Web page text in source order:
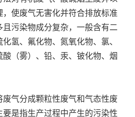
使废气无害化并符合排放标准
污染物成分复杂，一般含有二
氢、氟化物、氮氧化物、氯、
（雾）、铅、汞、铍化物、烟
气分成颗粒性废气和气态性废
是指生产过程中产生的污染性